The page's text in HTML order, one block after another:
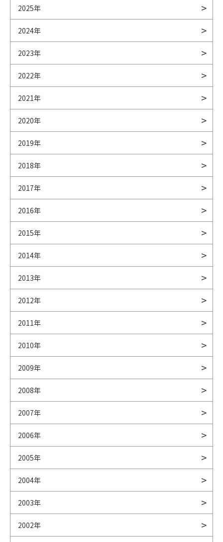
2025年
2024年
2023年
2022年
2021年
2020年
2019年
2018年
2017年
2016年
2015年
2014年
2013年
2012年
2011年
2010年
2009年
2008年
2007年
2006年
2005年
2004年
2003年
2002年